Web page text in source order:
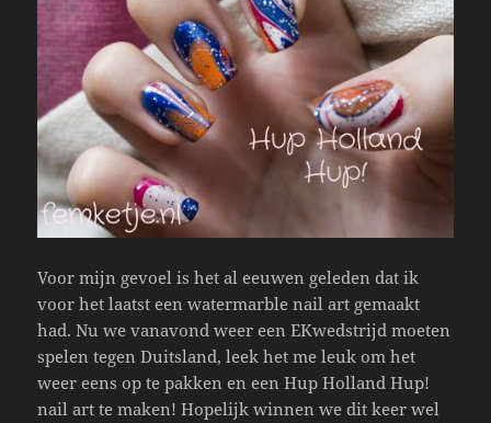
Voor mijn gevoel is het al eeuwen geleden dat ik
voor het laatst een watermarble nail art gemaakt
had. Nu we vanavond weer een EKwedstrijd moeten
spelen tegen Duitsland, leek het me leuk om het
weer eens op te pakken en een Hup Holland Hup!
nail art te maken! Hopelijk winnen we dit keer wel